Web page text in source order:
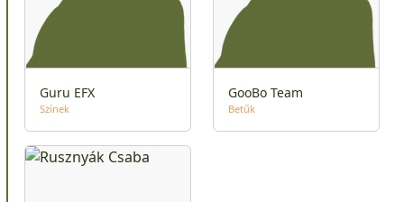
Guru EFX
Színek
GooBo Team
Betűk